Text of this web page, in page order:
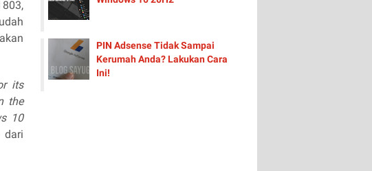
its
the
10
dari
PIN Adsense Tidak Sampai
Kerumah Anda? Lakukan Cara
Ini!